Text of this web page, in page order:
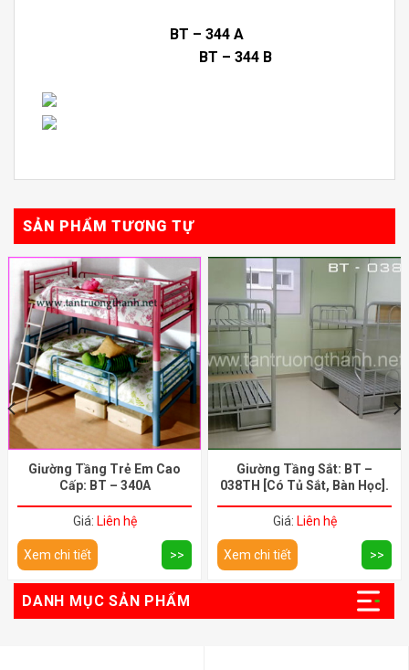
BT – 344 A
BT – 344 B
SẢN PHẨM TƯƠNG TỰ
Giường Tầng Trẻ Em Cao
Cấp: BT – 340A
Giá: Liên hệ
Xem chi tiết >>
Giường Tầng Sắt: BT –
038TH [Có Tủ Sắt, Bàn Học].
Giá: Liên hệ
Xem chi tiết >>
DANH MỤC SẢN PHẨM